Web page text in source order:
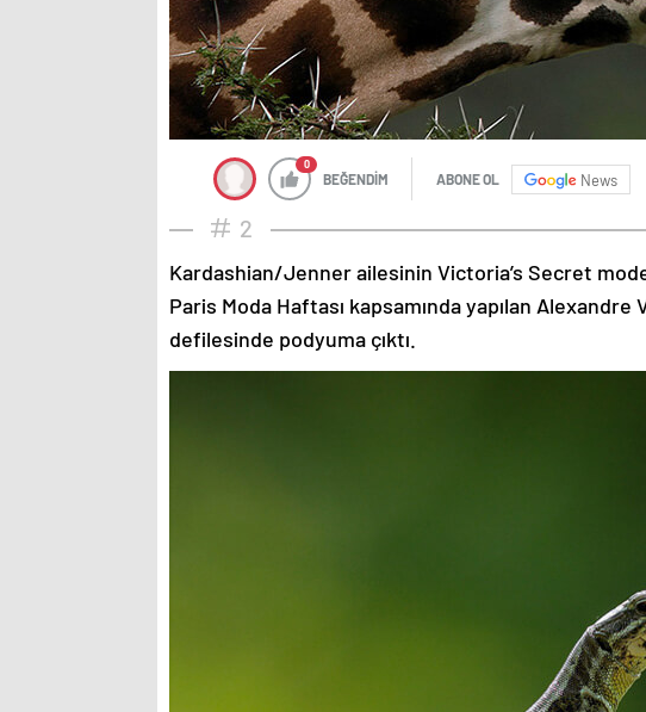
0
BEĞENDİM ABONE OL News
2
Kardashian/Jenner ailesinin Victoria’s Secret
Paris Moda Haftası kapsamında yapılan
defilesinde podyuma çıktı.